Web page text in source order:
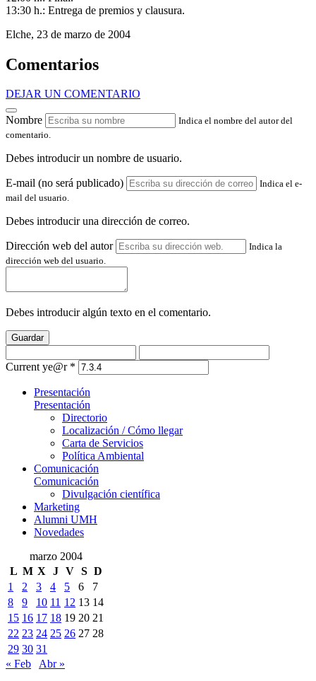
13:30 h.: Entrega de premios y clausura.
Elche, 23 de marzo de 2004
Comentarios
DEJAR UN COMENTARIO
Nombre
Indica el nombre del autor del
comentario.
Debes introducir un nombre de usuario.
E-mail (no será publicado)
Indica el e-
mail del usuario.
Debes introducir una dirección de correo.
Dirección web del autor
Indica la
dirección web del usuario.
Debes introducir algún texto en el comentario.
Guardar
Current ye@r *
Presentación
Presentación
Directorio
Localización / Cómo llegar
Carta de Servicios
Política Ambiental
Comunicación
Comunicación
Divulgación científica
Marketing
Alumni UMH
Novedades
marzo 2004
L M X J V S D
1
2 3 4 5 6
7
8
9 10 11 12 13 14
15 16 17 18 19 20 21
22 23 24 25 26 27 28
29 30 31
« Feb
Abr »